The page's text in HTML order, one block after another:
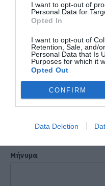
I want to opt-out of
Personal Data for
Opted In
I want to opt-out of
Retention, Sale, and/
Personal Data that Is
Purposes for which it
Opted Out
CONFIRM
Data Deletion
Όνομα*
Τηλέφωνο*
Νομός*
Μήνυμα